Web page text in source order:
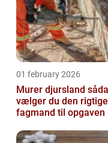
01 february 2026
Murer djursland sådan
vælger du den rigtige
fagmand til opgaven